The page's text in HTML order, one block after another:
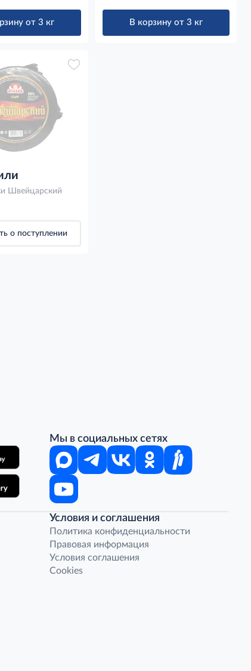
от 3 кг В корзину от 3 кг
Швейцарский
о поступлении
Мы в социальных сетях
Условия и соглашения
Политика конфиденциальности
Правовая информация
Условия соглашения
Cookies